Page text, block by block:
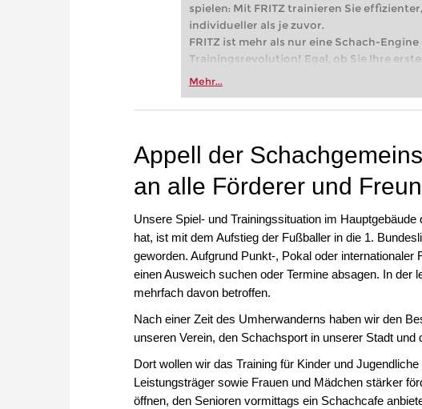
spielen: Mit FRITZ trainieren Sie
individueller als je zuvor.
FRITZ ist mehr als nur eine Schach-Engine
Trainingsrevolution! Egal, ob Sie Ihre
Vereinsschachs machen oder bereits auf
zuvor.
Mehr...
Appell der
an alle Förderer und
Unsere Spiel- und Trainingssituation im
hat, ist mit dem Aufstieg der Fußballer in die 1.
geworden. Aufgrund Punkt-, Pokal oder
einen Ausweich suchen oder Termine absagen. In der
mehrfach davon betroffen.
Nach einer Zeit des Umherwanderns haben wir den
unseren Verein, den Schachsport in unserer Stadt und
Dort wollen wir das Training für Kinder und
Leistungsträger sowie Frauen und Mädchen stärker
öffnen, den Senioren vormittags ein Schachcafe